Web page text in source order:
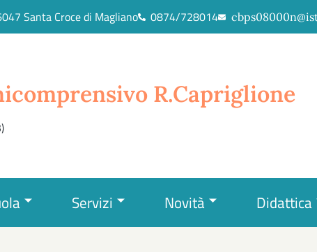
Santa Croce di Magliano 0874/728014
R.Capriglione
Servizi Novità Didattica